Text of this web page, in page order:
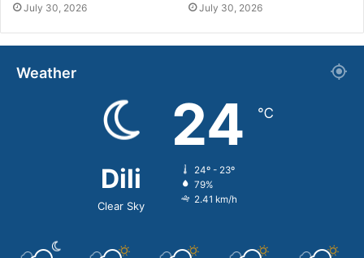
July 30, 2026 July 30, 2026
Weather
Dili
Clear Sky
24 ℃
24º - 23º
79%
2.41 km/h